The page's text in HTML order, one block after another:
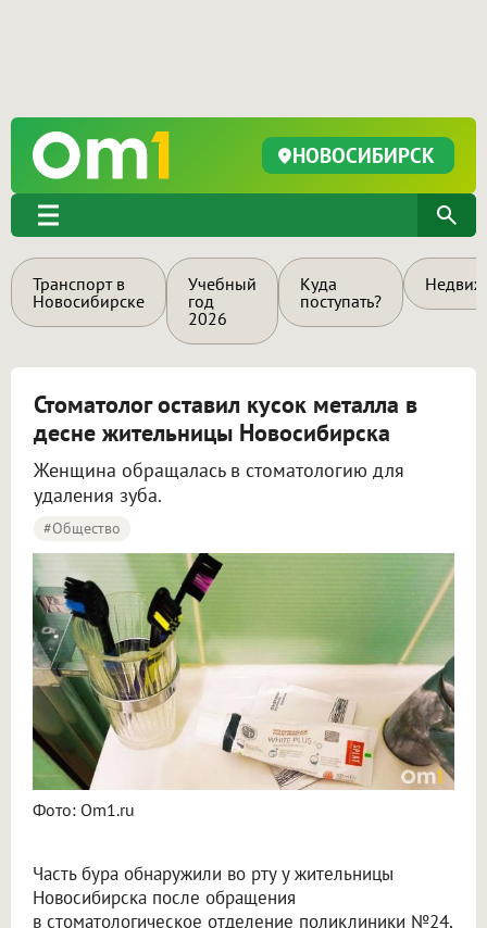
НОВОСИБИРСК
Транспорт в
Новосибирске
Учебный
год
2026
Куда
поступать?
Стоматолог оставил кусок металла в
десне жительницы Новосибирска
Женщина обращалась в стоматологию для
удаления зуба.
#Общество
Фото: Om1.ru
Часть бура обнаружили во рту у жительницы
Новосибирска после обращения
в стоматологическое отделение поликлиники №24,